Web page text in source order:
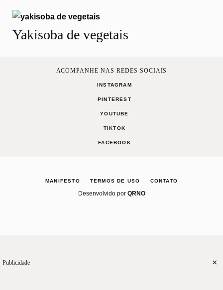
Yakisoba de vegetais
ACOMPANHE NAS REDES SOCIAIS
INSTAGRAM
PINTEREST
YOUTUBE
TIKTOK
FACEBOOK
MANIFESTO TERMOS DE USO CONTATO
Desenvolvido por QRNO
Publicidade ×